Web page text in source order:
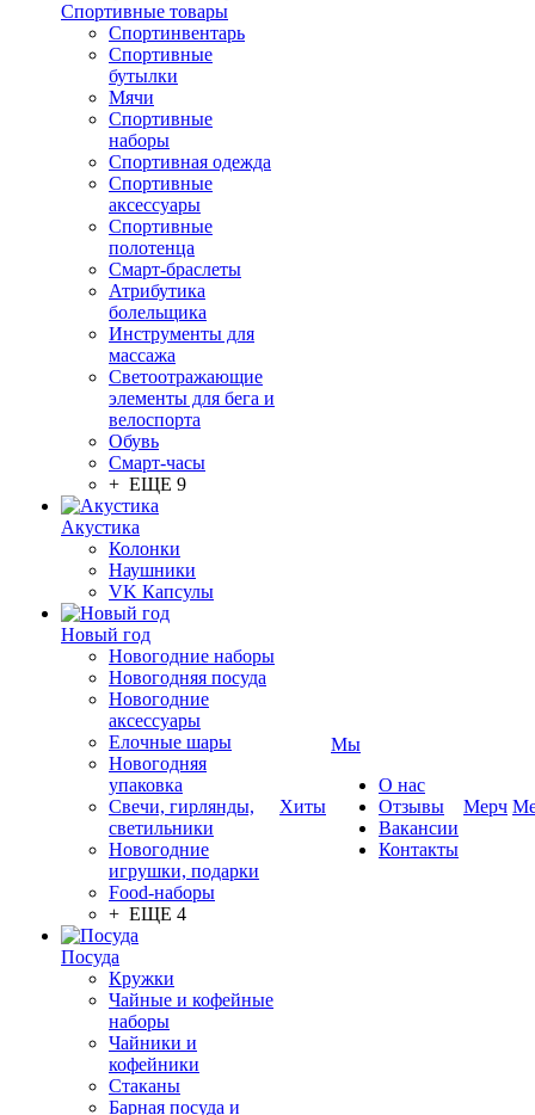
Спортивные товары
Спортинвентарь
Спортивные
бутылки
Мячи
Спортивные
наборы
Спортивная одежда
Спортивные
аксессуары
Спортивные
полотенца
Смарт-браслеты
Атрибутика
болельщика
Инструменты для
массажа
Светоотражающие
элементы для бега и
велоспорта
Обувь
Смарт-часы
+ ЕЩЕ 9
Акустика
Колонки
Наушники
VK Капсулы
Новый год
Новогодние наборы
Новогодняя посуда
Новогодние
аксессуары
Елочные шары
Новогодняя
упаковка
Свечи, гирлянды,
светильники
Новогодние
игрушки, подарки
Food-наборы
+ ЕЩЕ 4
Посуда
Кружки
Чайные и кофейные
наборы
Чайники и
кофейники
Стаканы
Барная посуда и
Хиты
Мы
О нас
Отзывы
Вакансии
Контакты
Мерч